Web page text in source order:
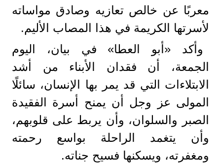
معربًا عن خالص تعازيه وصادق مواساته
لأسرتها الكريمة في هذا المصاب الأليم.
وأكد «أبو العطا» في بيان، اليوم
الجمعة، أن فقدان الأبناء من أشد
الابتلاءات التي قد يمر بها الإنسان، سائلًا
المولى عز وجل أن يمنح أسرة الفقيدة
الصبر والسلوان، وأن يربط على قلوبهم،
وأن يتغمد الراحلة بواسع رحمته
ومغفرته، ويسكنها فسيح جناته.